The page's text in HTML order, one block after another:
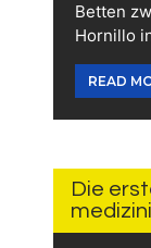
Betten
Hornillo
READ
2026
Die